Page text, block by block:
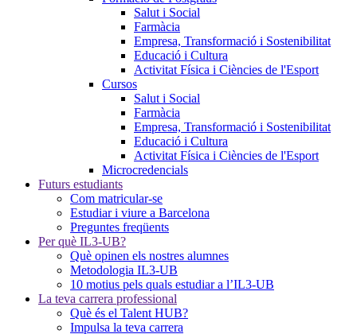
Salut i Social
Farmàcia
Empresa, Transformació i Sostenibilitat
Educació i Cultura
Activitat Física i Ciències de l'Esport
Cursos
Salut i Social
Farmàcia
Empresa, Transformació i Sostenibilitat
Educació i Cultura
Activitat Física i Ciències de l'Esport
Microcredencials
Futurs estudiants
Com matricular-se
Estudiar i viure a Barcelona
Preguntes freqüents
Per què IL3-UB?
Què opinen els nostres alumnes
Metodologia IL3-UB
10 motius pels quals estudiar a l’IL3-UB
La teva carrera professional
Què és el Talent HUB?
Impulsa la teva carrera